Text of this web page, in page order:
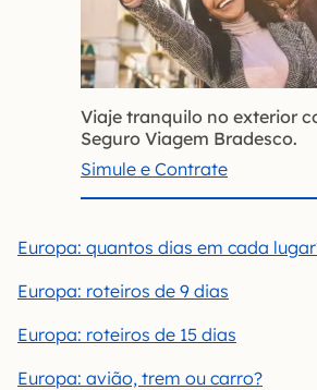
Viaje tranquilo no exterior
Seguro Viagem Bradesco.
Simule e Contrate
Europa: quantos dias em cada
Europa: roteiros de 9 dias
Europa: roteiros de 15 dias
Europa: avião, trem ou carro?